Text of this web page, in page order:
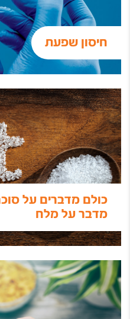
חיסון שפעת
כולם מדברים על
מדבר על מלח